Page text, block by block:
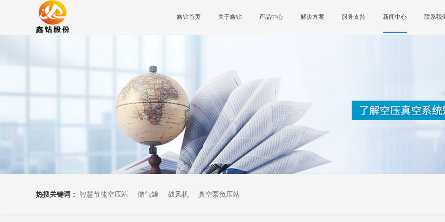
鑫钻首页 关于鑫钻 产品中心 解决方案 服务支持 新闻中心 联系我
热搜关键词： 智慧节能空压站 储气罐 鼓风机 真空泵负压站